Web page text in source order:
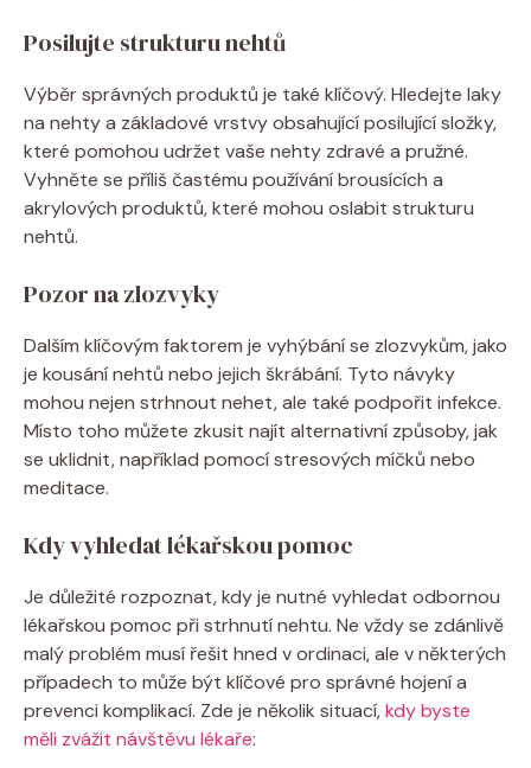
Posilujte strukturu nehtů
Výběr správných produktů je také klíčový. Hledejte laky
na nehty a základové vrstvy obsahující posilující složky,
které pomohou udržet vaše nehty zdravé a pružné.
Vyhněte se příliš častému používání brousících a
akrylových produktů, které mohou oslabit strukturu
nehtů.
Pozor na zlozvyky
Dalším klíčovým faktorem je vyhýbání se zlozvykům, jako
je kousání nehtů nebo jejich škrábání. Tyto návyky
mohou nejen strhnout nehet, ale také podpořit infekce.
Místo toho můžete zkusit najít alternativní způsoby, jak
se uklidnit, například pomocí stresových míčků nebo
meditace.
Kdy vyhledat lékařskou pomoc
Je důležité rozpoznat, kdy je nutné vyhledat odbornou
lékařskou pomoc při strhnutí nehtu. Ne vždy se zdánlivě
malý problém musí řešit hned v ordinaci, ale v některých
případech to může být klíčové pro správné hojení a
prevenci komplikací. Zde je několik situací,kdy byste
měli zvážit návštěvu lékaře: